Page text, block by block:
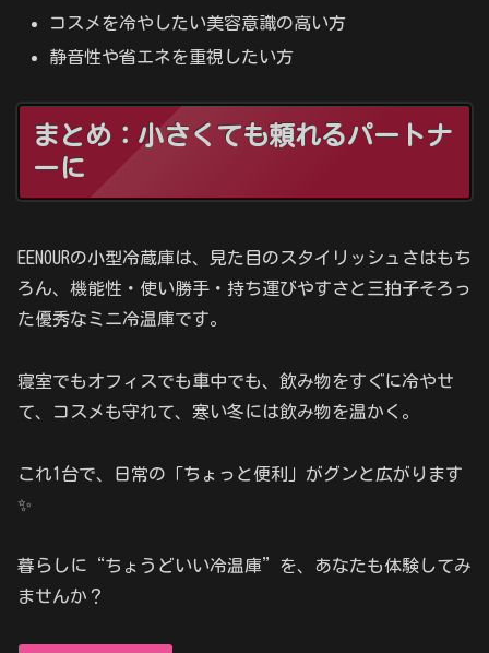
コスメを冷やしたい美容意識の高い方
静音性や省エネを重視したい方
まとめ：小さくても頼れるパートナ
ーに
EENOURの小型冷蔵庫は、見た目のスタイリッシュさはもち
ろん、機能性・使い勝手・持ち運びやすさと三拍子そろっ
た優秀なミニ冷温庫です。
寝室でもオフィスでも車中でも、飲み物をすぐに冷やせ
て、コスメも守れて、寒い冬には飲み物を温かく。
これ1台で、日常の「ちょっと便利」がグンと広がります
✨
暮らしに“ちょうどいい冷温庫”を、あなたも体験してみ
ませんか？